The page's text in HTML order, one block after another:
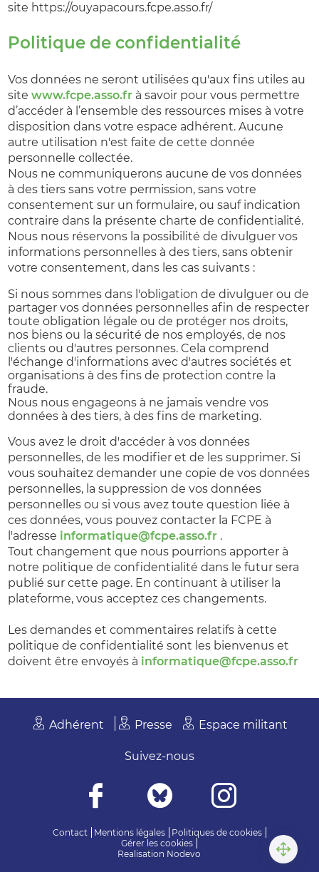
site https://ouyapacours.fcpe.asso.fr/
Politique de confidentialité
Vos données ne seront utilisées qu'aux fins utiles au
sitewww.fcpe.asso.fr à savoir pour vous permettre
d’accéder à l’ensemble des ressources mises à votre
disposition dans votre espace adhérent. Aucune
autre utilisation n'est faite de cette donnée
personnelle collectée.
Nous ne communiquerons aucune de vos données
à des tiers sans votre permission, sans votre
consentement sur un formulaire, ou sauf indication
contraire dans la présente charte de confidentialité.
Nous nous réservons la possibilité de divulguer vos
informations personnelles à des tiers, sans obtenir
votre consentement, dans les cas suivants :
Si nous sommes dans l'obligation de divulguer ou de
partager vos données personnelles afin de respecter
toute obligation légale ou de protéger nos droits,
nos biens ou la sécurité de nos employés, de nos
clients ou d'autres personnes. Cela comprend
l'échange d'informations avec d'autres sociétés et
organisations à des fins de protection contre la
fraude.
Nous nous engageons à ne jamais vendre vos
données à des tiers, à des fins de marketing.
Vous avez le droit d'accéder à vos données
personnelles, de les modifier et de les supprimer. Si
vous souhaitez demander une copie de vos données
personnelles, la suppression de vos données
personnelles ou si vous avez toute question liée à
ces données, vous pouvez contacter la FCPE à
l'adresse informatique@fcpe.asso.fr .
Tout changement que nous pourrions apporter à
notre politique de confidentialité dans le futur sera
publié sur cette page. En continuant à utiliser la
plateforme, vous acceptez ces changements.
Les demandes et commentaires relatifs à cette
politique de confidentialité sont les bienvenus et
doivent être envoyés à informatique@fcpe.asso.fr
Adhérent Presse Espace militant
Contact Mentions légales
Politiques de cookies
Gérer les cookies
Realisation Nodevo
Suivez-nous